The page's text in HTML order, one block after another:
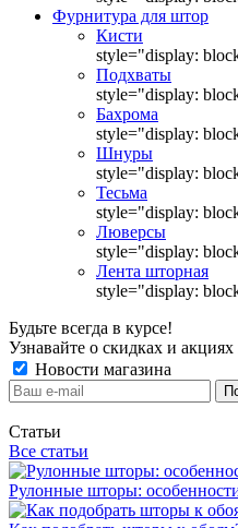
Фурнитура для штор
Кисти
style="display:
Подхваты
style="display:
Бахрома
style="display:
Шнуры
style="display:
Тесьма
style="display:
Люверсы
style="display:
Лента шторная
style="display:
Будьте всегда в курсе!
Узнавайте о скидках и
Новости магазина
Статьи
Все статьи
Рулонные шторы: